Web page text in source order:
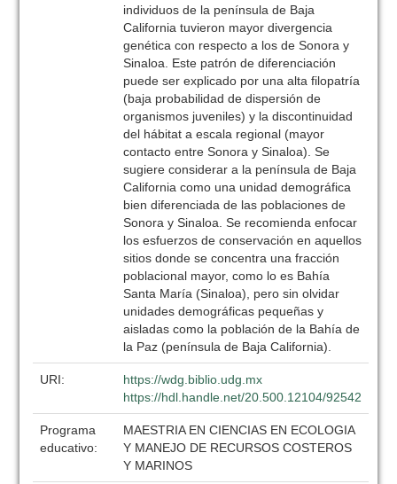
individuos de la península de Baja
California tuvieron mayor divergencia
genética con respecto a los de Sonora y
Sinaloa. Este patrón de diferenciación
puede ser explicado por una alta filopatría
(baja probabilidad de dispersión de
organismos juveniles) y la discontinuidad
del hábitat a escala regional (mayor
contacto entre Sonora y Sinaloa). Se
sugiere considerar a la península de Baja
California como una unidad demográfica
bien diferenciada de las poblaciones de
Sonora y Sinaloa. Se recomienda enfocar
los esfuerzos de conservación en aquellos
sitios donde se concentra una fracción
poblacional mayor, como lo es Bahía
Santa María (Sinaloa), pero sin olvidar
unidades demográficas pequeñas y
aisladas como la población de la Bahía de
la Paz (península de Baja California).
URI:
https://wdg.biblio.udg.mx
https://hdl.handle.net/20.500.12104/92542
Programa
educativo:
MAESTRIA EN CIENCIAS EN ECOLOGIA
Y MANEJO DE RECURSOS COSTEROS
Y MARINOS